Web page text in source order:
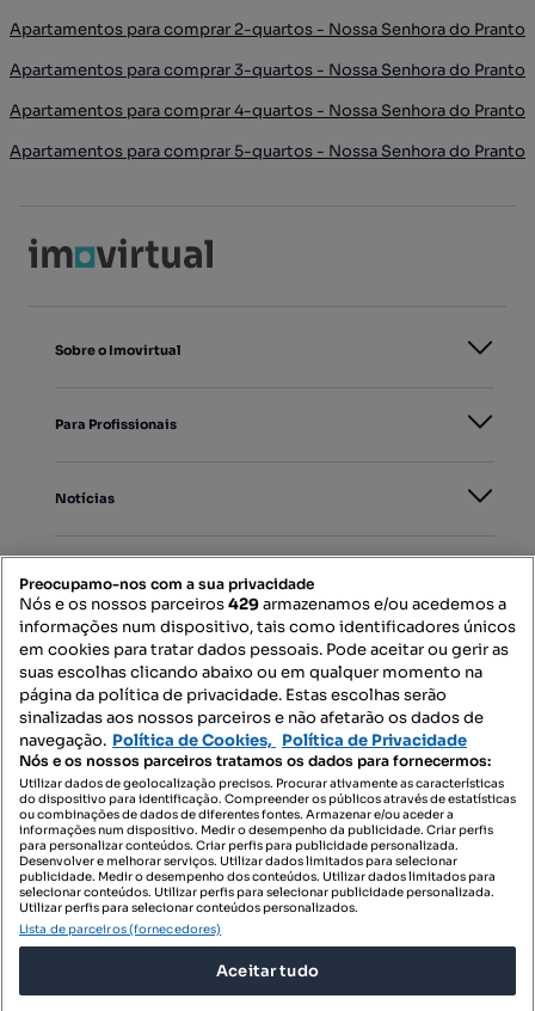
Apartamentos para comprar 2-quartos - Nossa Senhora do Pranto
Apartamentos para comprar 3-quartos - Nossa Senhora do Pranto
Apartamentos para comprar 4-quartos - Nossa Senhora do Pranto
Apartamentos para comprar 5-quartos - Nossa Senhora do Pranto
Sobre o Imovirtual
Para Profissionais
Notícias
Mapa do Site
Contacte-nos
SIGA-NOS:
DESCARREGAR NA:
Preocupamo-nos com a sua privacidade
Nós e os nossos parceiros429armazenamos e/ou acedemos a
informações num dispositivo, tais como identificadores únicos
em cookies para tratar dados pessoais. Pode aceitar ou gerir as
suas escolhas clicando abaixo ou em qualquer momento na
página da política de privacidade. Estas escolhas serão
sinalizadas aos nossos parceiros e não afetarão os dados de
navegação. Política de Cookies, Política de Privacidade
Nós e os nossos parceiros tratamos os dados para fornecermos:
Utilizar dados de geolocalização precisos. Procurar ativamente as características
do dispositivo para identificação. Compreender os públicos através de estatísticas
ou combinações de dados de diferentes fontes. Armazenar e/ou aceder a
informações num dispositivo. Medir o desempenho da publicidade. Criar perfis
para personalizar conteúdos. Criar perfis para publicidade personalizada.
Desenvolver e melhorar serviços. Utilizar dados limitados para selecionar
publicidade. Medir o desempenho dos conteúdos. Utilizar dados limitados para
selecionar conteúdos. Utilizar perfis para selecionar publicidade personalizada.
Utilizar perfis para selecionar conteúdos personalizados.
Lista de parceiros (fornecedores)
Aceitar tudo